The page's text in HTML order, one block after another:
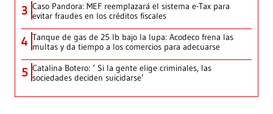
3 Caso Pandora: MEF reemplazará el sistema e-Tax para
evitar fraudes en los créditos fiscales
4 Tanque de gas de 25 lb bajo la lupa: Acodeco frena las
multas y da tiempo a los comercios para adecuarse
5 Catalina Botero: ‘ Si la gente elige criminales, las
sociedades deciden suicidarse’